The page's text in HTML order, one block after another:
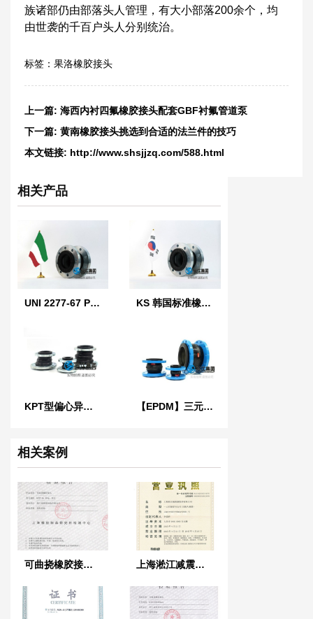
族诸部仍由部落头人管理，有大小部落200余个，均
由世袭的千百户头人分别统治。
标签： 果洛橡胶接头
上一篇: 海西内衬四氟橡胶接头配套GBF衬氟管道泵
下一篇: 黄南橡胶接头挑选到合适的法兰件的技巧
本文链接: http://www.shsjjzq.com/588.html
相关产品
UNI 2277-67 PN10 意大利标准橡胶膨胀节 KS 韩国标准橡胶防震接头
KPT型偏心异径橡胶接头 【EPDM】三元乙丙橡胶软接头
相关案例
可曲挠橡胶接头检验报告 上海淞江减震器集团有限公司*新三证合*执照